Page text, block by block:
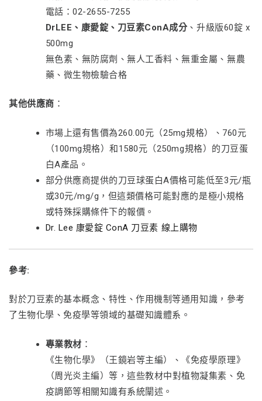
電話：02-2655-7255
DrLEE、康愛錠、刀豆素ConA成分 、升級版60錠 x
500mg
無色素、無防腐劑、無人工香料、無重金屬、無農
藥、微生物檢驗合格
其他供應商 ：
市場上還有售價為260.00元（25mg規格）、760元
（100mg規格）和1580元（250mg規格）的刀豆蛋
白A產品。
部分供應商提供的刀豆球蛋白A價格可能低至3元/瓶
或30元/mg/g，但這類價格可能對應的是極小規格
或特殊採購條件下的報價。
Dr. Lee 康愛錠 ConA 刀豆素 線上購物
參考:
對於刀豆素的基本概念、特性、作用機制等通用知識，參考
了生物化學、免疫學等領域的基礎知識體系。
專業教材 ：
《生物化學》（王鏡岩等主編）、《免疫學原理》
（周光炎主編）等，這些教材中對植物凝集素、免
疫調節等相關知識有系統闡述。